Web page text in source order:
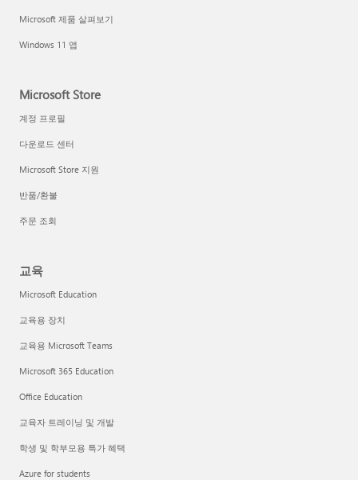
Microsoft 제품 살펴보기
Windows 11 앱
Microsoft Store
계정 프로필
다운로드 센터
Microsoft Store 지원
반품/환불
주문 조회
교육
Microsoft Education
교육용 장치
교육용 Microsoft Teams
Microsoft 365 Education
Office Education
교육자 트레이닝 및 개발
학생 및 학부모용 특가 혜택
Azure for students